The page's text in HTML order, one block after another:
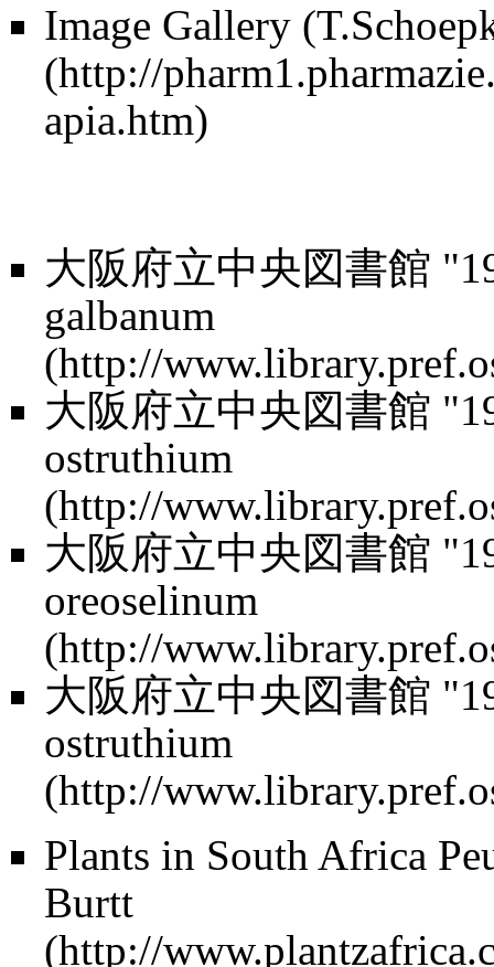
Image Gallery
大阪府立中央図書館
galbanum
大阪府立中央図書館
ostruthium
大阪府立中央図書館
oreoselinum
大阪府立中央図書館
ostruthium
Plants in South Africa
Burtt